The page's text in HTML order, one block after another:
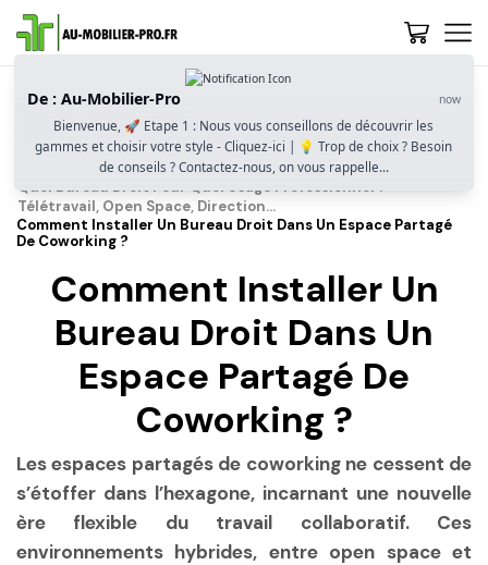
Accueil
Guide D’achat
Le Bureau Droit Professionnel : Simplicité, Efficacité Et
Ergonomie Pour Tous Les Environnements De Travail
Quel Bureau Droit Pour Quel Usage Professionnel ?
Télétravail, Open Space, Direction…
Comment Installer Un Bureau Droit Dans Un Espace Partagé
De Coworking ?
Comment Installer Un
Bureau Droit Dans Un
Espace Partagé De
Coworking ?
Les espaces partagés de coworking ne cessent de
s’étoffer dans l’hexagone, incarnant une nouvelle
ère flexible du travail collaboratif. Ces
environnements hybrides, entre open space et
De : Au-Mobilier-Pro now
Bienvenue, 🚀 Etape 1 : Nous vous conseillons de découvrir les
gammes et choisir votre style - Cliquez-ici | 💡 Trop de choix ? Besoin
de conseils ? Contactez-nous, on vous rappelle...